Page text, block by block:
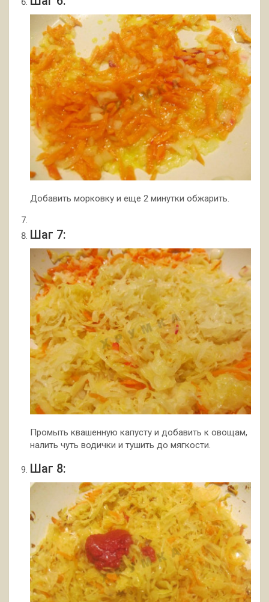
Добавить морковку и еще 2 минутки обжарить.
Шаг 7:
Промыть квашенную капусту и добавить к овощам,
налить чуть водички и тушить до мягкости.
Шаг 8: